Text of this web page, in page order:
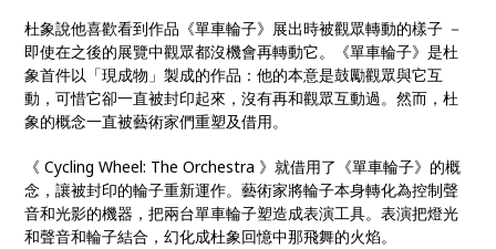
杜象說他喜歡看到作品《單車輪子》展出時被觀眾轉動的樣子 －
即使在之後的展覽中觀眾都沒機會再轉動它。《單車輪子》是杜
象首件以「現成物」製成的作品：他的本意是鼓勵觀眾與它互
動，可惜它卻一直被封印起來，沒有再和觀眾互動過。然而，杜
象的概念一直被藝術家們重塑及借用。
《 Cycling Wheel: The Orchestra 》就借用了《單車輪子》的概
念，讓被封印的輪子重新運作。藝術家將輪子本身轉化為控制聲
音和光影的機器，把兩台單車輪子塑造成表演工具。表演把燈光
和聲音和輪子結合，幻化成杜象回憶中那飛舞的火焰。